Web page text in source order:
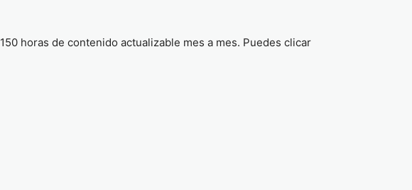
horas de contenido actualizable mes a mes. Puedes clicar